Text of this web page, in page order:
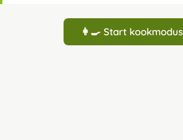
👩‍🍳 Start kookmodus